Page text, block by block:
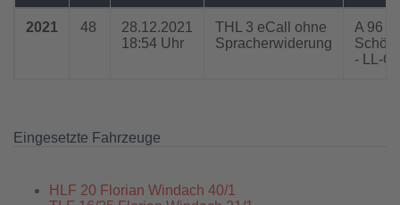
2021 48
28.12.2021
18:54 Uhr
THL 3 eCall ohne
Spracherwiderung
A 96
- LL-
Eingesetzte Fahrzeuge
HLF 20 Florian Windach 40/1